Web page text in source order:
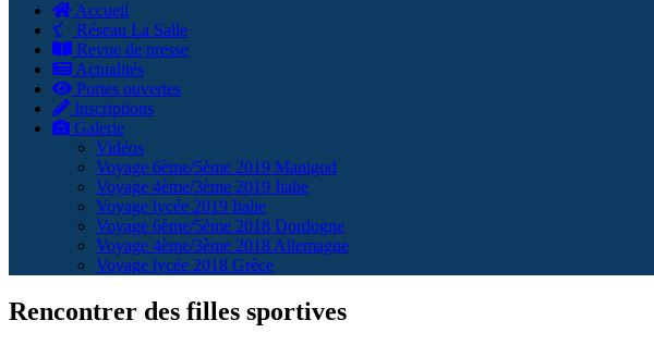
Accueil
Réseau La Salle
Revue de presse
Actualités
Portes ouvertes
Inscriptions
Galerie
Vidéos
Voyage 6ème/5ème 2019 Manigod
Voyage 4ème/3ème 2019 Italie
Voyage lycée 2019 Italie
Voyage 6ème/5ème 2018 Dordogne
Voyage 4ème/3ème 2018 Allemagne
Voyage lycée 2018 Grèce
Rencontrer des filles sportives